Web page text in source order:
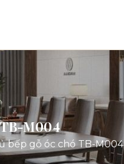
TB-M004
bếp gỗ óc chó TB-M004